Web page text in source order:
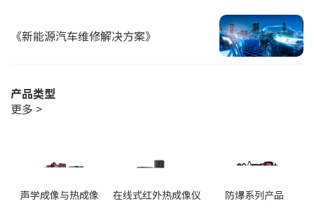
《新能源汽车维修解决方案》
产品类型
更多 >
声学成像与热成像 在线式红外热成像仪 防爆系列产品